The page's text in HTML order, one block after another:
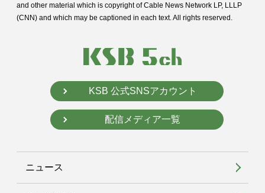
and other material which is copyright of Cable News Network LP, LLLP
(CNN) and which may be captioned in each text. All rights reserved.
KSB 公式SNSアカウント
配信メディア一覧
ニュース